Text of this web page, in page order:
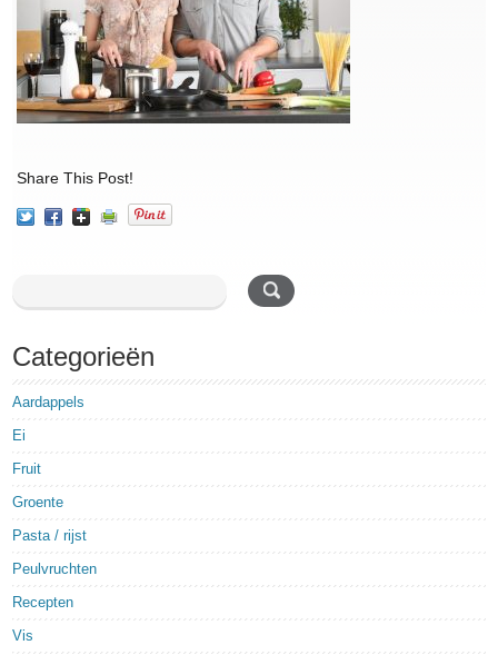
Share This Post!
Categorieën
Aardappels
Ei
Fruit
Groente
Pasta / rijst
Peulvruchten
Recepten
Vis